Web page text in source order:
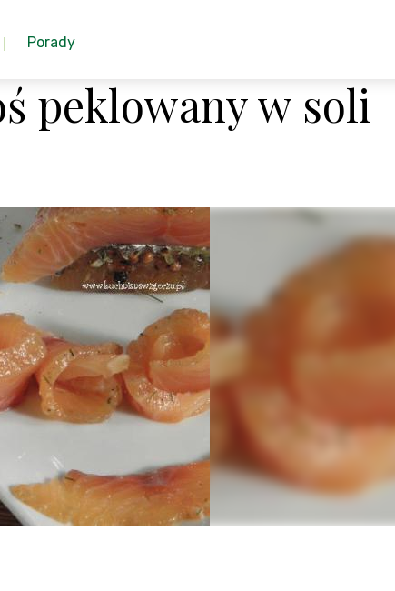
Porady
peklowany w soli